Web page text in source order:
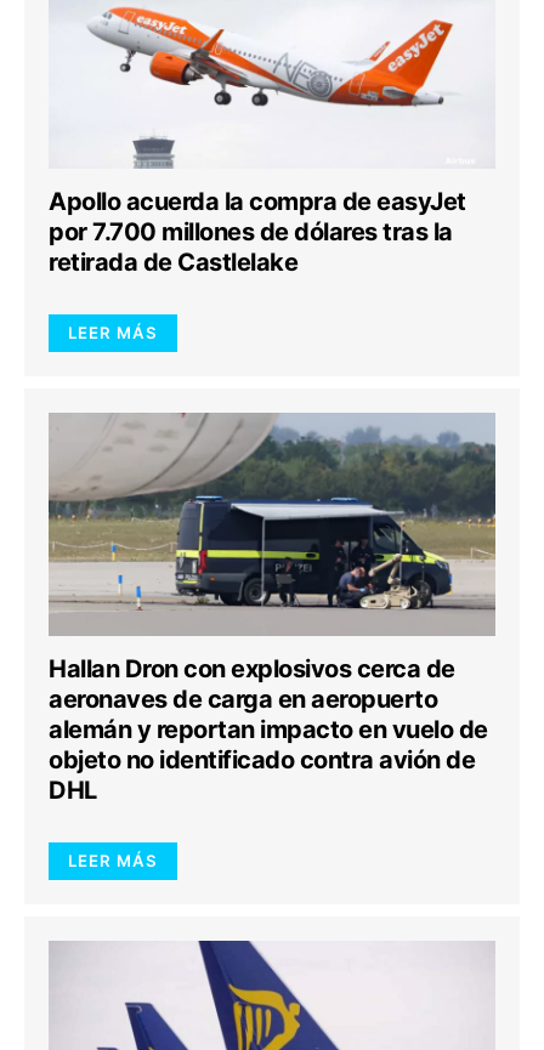
Apollo acuerda la compra de easyJet
por 7.700 millones de dólares tras la
retirada de Castlelake
LEER MÁS
Hallan Dron con explosivos cerca de
aeronaves de carga en aeropuerto
alemán y reportan impacto en vuelo de
objeto no identificado contra avión de
DHL
LEER MÁS